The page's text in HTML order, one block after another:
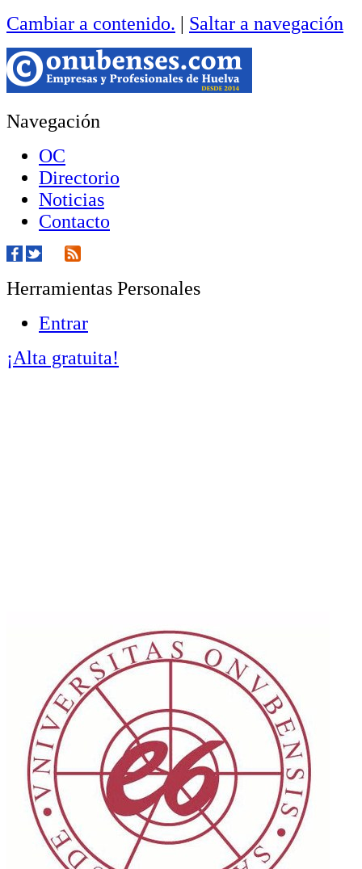
Cambiar a contenido. | Saltar a navegación
Navegación
OC
Directorio
Noticias
Contacto
Herramientas Personales
Entrar
¡Alta gratuita!